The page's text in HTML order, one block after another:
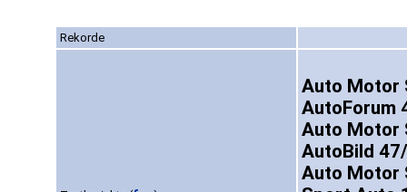
Rekorde
Auto Motor
AutoForum
Auto Motor
AutoBild
Auto Motor